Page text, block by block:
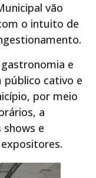
vão
o intuito de
e
público cativo e
por meio
a
e